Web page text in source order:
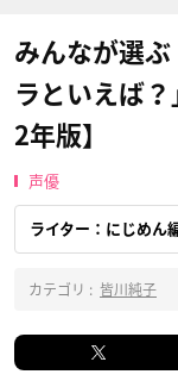
みんなが選
ラといえば
2年版】
声優
ライター：にじめん
カテゴリ : 皆川純子